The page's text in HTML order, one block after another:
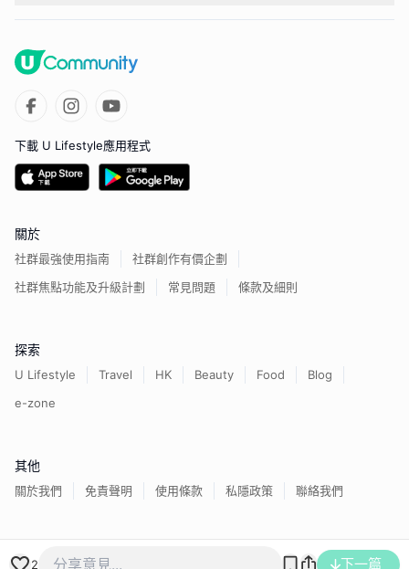
2 下一篇
下載 U Lifestyle應用程式
關於
社群最強使用指南
社群創作有價企劃
社群焦點功能及升級計劃
常見問題 條款及細則
探索
U Lifestyle Travel HK Beauty Food
Blog
e-zone
其他
關於我們 免責聲明 使用條款 私隱政策 聯絡我們
香港經濟日報版權所有©